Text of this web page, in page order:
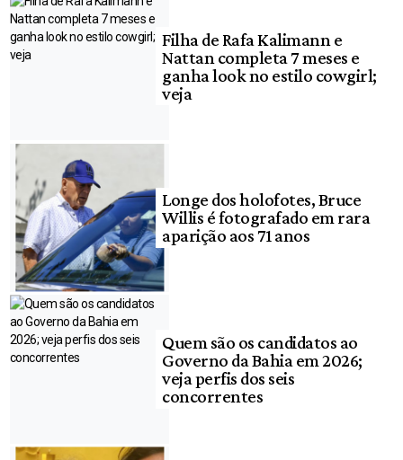
Filha de Rafa Kalimann e
Nattan completa 7 meses e
ganha look no estilo cowgirl;
veja
Longe dos holofotes, Bruce
Willis é fotografado em rara
aparição aos 71 anos
Quem são os candidatos ao
Governo da Bahia em 2026;
veja perfis dos seis
concorrentes